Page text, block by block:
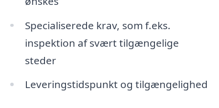
Specialiserede krav, som f.eks.
inspektion af svært tilgængelige
steder
Leveringstidspunkt og tilgængelighed